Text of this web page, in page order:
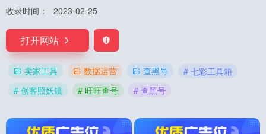
收录时间：
2023-02-25
打开网站
卖家工具 数据运营 查黑号
# 七彩工具箱
# 创客照妖镜
# 旺旺查号 # 查黑号